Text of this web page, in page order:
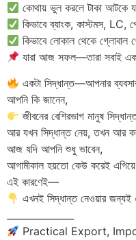
কোথায় ভুল করলে টাকা আটকে
কিভাবে ব্যাংক, কাস্টমস, LC,
কিভাবে লোকাল থেকে গ্লোবাল
যারা আজ সফল—তারা সবাই
একটা সিদ্ধান্ত—আপনার
আপনি কি জানেন,
জীবনের বেশিরভাগ মানুষ
আর যখন সিদ্ধান্ত নেয়, তখন আর
আজ যদি আপনি শুধু ভাবেন,
আগামীকাল হয়তো কেউ করেই এগিয়ে
এই কারণেই—
এখনই সিদ্ধান্ত নেওয়ার জন্যই
Practical Export,